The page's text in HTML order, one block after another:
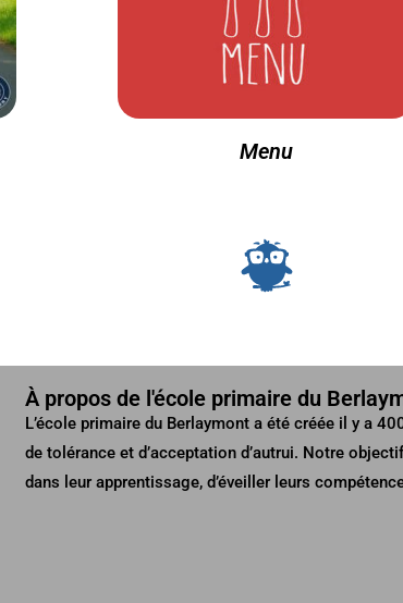
Menu
À propos de l'école primaire du
L’école primaire du Berlaymont a été créée il y a
de tolérance et d’acceptation d’autrui. Notre
dans leur apprentissage, d’éveiller leurs